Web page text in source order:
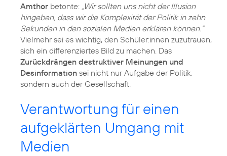
Amthor betonte: „Wir sollten uns nicht der Illusion
hingeben, dass wir die Komplexität der Politik in zehn
Sekunden in den sozialen Medien erklären können.“
Vielmehr sei es wichtig, den Schüler:innen zuzutrauen,
sich ein differenziertes Bild zu machen. Das
Zurückdrängen destruktiver Meinungen und
Desinformation sei nicht nur Aufgabe der Politik,
sondern auch der Gesellschaft.
Verantwortung für einen
aufgeklärten Umgang mit
Medien